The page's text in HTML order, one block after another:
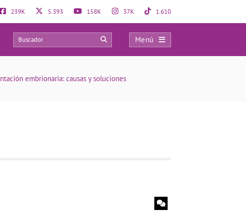
239K 5.393 158K 37K 1.610
Menú
0
embrionaria: causas y soluciones